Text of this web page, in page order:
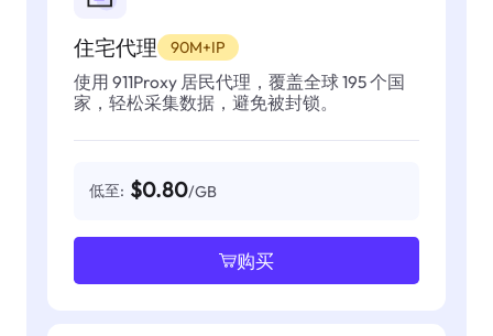
住宅代理 90M+IP
使用 911Proxy 居民代理，覆盖全球 195 个国
家，轻松采集数据，避免被封锁。
低至: $0.80/GB
购买